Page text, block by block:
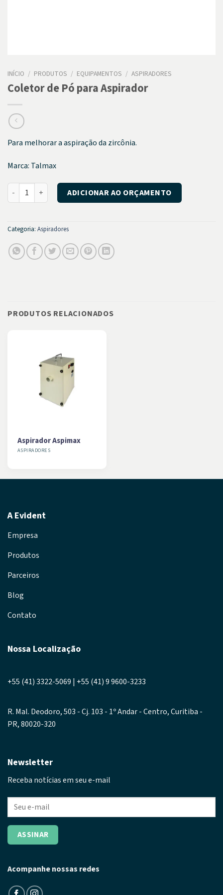
INÍCIO / PRODUTOS / EQUIPAMENTOS / ASPIRADORES
Coletor de Pó para Aspirador
Para melhorar a aspiração da zircônia.
Marca: Talmax
Coletor de Pó para Aspirador quantidade
ADICIONAR AO ORÇAMENTO
Categoria: Aspiradores
PRODUTOS RELACIONADOS
ASPIRADORES
Aspirador Aspimax
A Evident
Empresa
Produtos
Parceiros
Blog
Contato
Nossa Localização
+55 (41) 3322-5069 | +55 (41) 9 9600-3233
R. Mal. Deodoro, 503 - Cj. 103 - 1º Andar - Centro, Curitiba -
PR, 80020-320
Newsletter
Receba notícias em seu e-mail
Acompanhe nossas redes